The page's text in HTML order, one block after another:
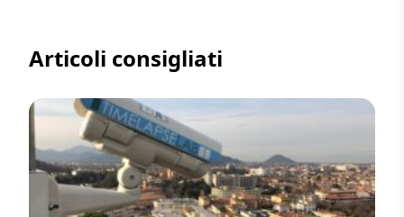
Articoli consigliati